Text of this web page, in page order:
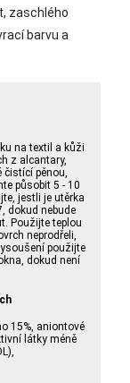
zaschlého
barvu a
na textil a kůži
z alcantary,
čistící pěnou,
působit 5 - 10
jestli je utěrka
dokud nebude
Použijte teplou
neprodřeli,
použijte
dokud není
15%, aniontové
látky méně